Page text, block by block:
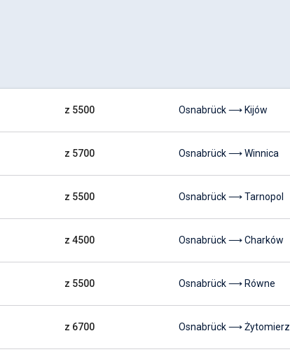
z 5500
z 5700
z 5500
z 4500
z 5500
z 6700
Osnabrück ⟶ Kijów
Osnabrück ⟶ Winnica
Osnabrück ⟶ Tarnopol
Osnabrück ⟶ Charków
Osnabrück ⟶ Równe
Osnabrück ⟶ Żytomierz